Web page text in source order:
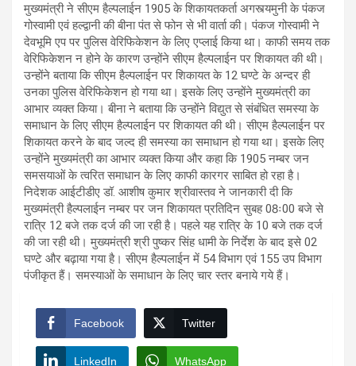
मुख्यमंत्री ने सीएम हैल्पलाईन 1905 के शिकायतकर्ता अगस्त्यमुनी के पंकज
गोस्वामी एवं हल्द्वानी की बीना पंत से फोन से भी वार्ता की। पंकज गोस्वामी ने
देवभूमि एप पर पुलिस वेरिफिकेशन के लिए एप्लाई किया था। काफी समय तक
वेरिफिकेशन न होने के कारण उन्होंने सीएम हैल्पलाईन पर शिकायत की थी।
उन्होंने बताया कि सीएम हैल्पलाईन पर शिकायत के 12 घण्टे के अन्दर ही
उनका पुलिस वेरिफिकेशन हो गया था। इसके लिए उन्होंने मुख्यमंत्री का
आभार व्यक्त किया। बीना ने बताया कि उन्होंने विद्युत से संबंधित समस्या के
समाधान के लिए सीएम हैल्पलाईन पर शिकायत की थी। सीएम हैल्पलाईन पर
शिकायत करने के बाद जल्द ही समस्या का समाधान हो गया था। इसके लिए
उन्होंने मुख्यमंत्री का आभार व्यक्त किया और कहा कि 1905 नम्बर जन
समसयाओं के त्वरित समाधान के लिए काफी कारगर साबित हो रहा है।
निदेशक आईटीडीए डॉ. आशीष कुमार श्रीवास्तव ने जानकारी दी कि
मुख्यमंत्री हैल्पलाईन नम्बर पर जन शिकायत प्रतिदिन सुबह 08ः00 बजे से
रात्रि 12 बजे तक दर्ज की जा रही है। पहले यह रात्रि के 10 बजे तक दर्ज
की जा रही थी। मुख्यमंत्री श्री पुष्कर सिंह धामी के निर्देश के बाद इसे 02
घण्टे और बढ़ाया गया है। सीएम हैल्पलाईन में 54 विभाग एवं 155 उप विभाग
पंजीकृत हैं। समस्याओं के समाधान के लिए चार स्तर बनाये गये हैं।
Facebook Twitter
LinkedIn WhatsApp